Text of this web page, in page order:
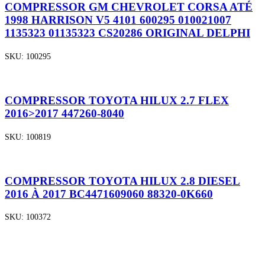
COMPRESSOR GM CHEVROLET CORSA ATÉ
1998 HARRISON V5 4101 600295 010021007
1135323 01135323 CS20286 ORIGINAL DELPHI
SKU: 100295
COMPRESSOR TOYOTA HILUX 2.7 FLEX
2016>2017 447260-8040
SKU: 100819
COMPRESSOR TOYOTA HILUX 2.8 DIESEL
2016 À 2017 BC4471609060 88320-0K660
SKU: 100372